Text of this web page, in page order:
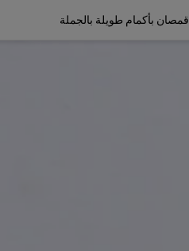
بأكمام طويلة بالجملة